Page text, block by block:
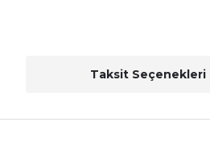
Taksit Seçenekleri